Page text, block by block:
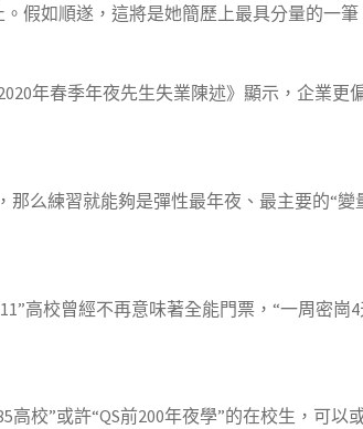
假如順遂，這將是她簡歷上最具分量的一筆
年春季年夜先生失業陳述》顯示，企業更
練習就能夠是彈性最年夜、最主要的“變
校曾經不再意味著全能門票，“一周密崗4
”或許“QS前200年夜學”的在校生，可以